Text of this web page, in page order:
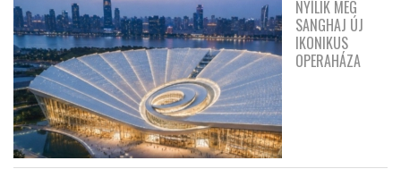
NYÍLIK MEG
SANGHAJ ÚJ
IKONIKUS
OPERAHÁZA